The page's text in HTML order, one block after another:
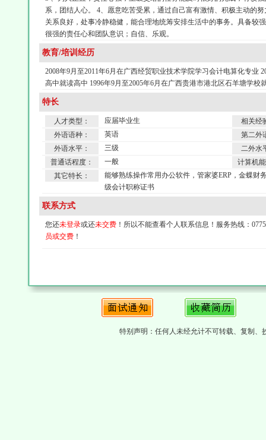
系，团结人心。 4、愿意吃苦受累，通过自己富有激情、积极主动的
关系良好，处事冷静稳健，能合理地统筹安排生活中的事务。具备较
很强的责任心和团队意识；自信、乐观。
教育/培训经历
2008年9月至2011年6月在广西经贸职业技术学院学习会计电算化专业
高中就读高中 1996年9月至2005年6月在广西贵港市港北区石羊塘学校
特长
人才类型： 应届毕业生
相关经
外语语种：
英语
第二外
外语水平：
三级
二外水
普通话程度：
一般
计算机
其它特长：
能够熟练操作常用办公软件，管家婆ERP，金蝶财
级会计职称证书
联系方式
您还未登录或还未交费 ！所以不能查看个人联系信息！服务热线：
员或交费 ！
特别声明：任何人未经允计不可转载、复制